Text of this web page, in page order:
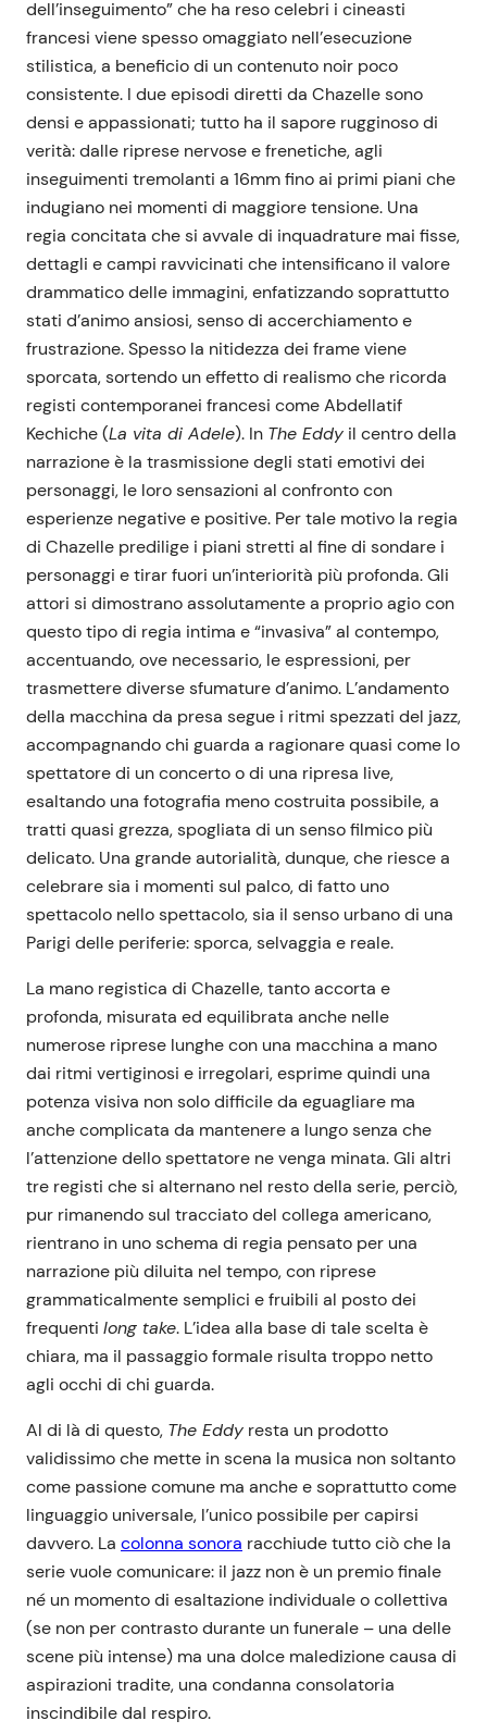
dell’inseguimento” che ha reso celebri i cineasti
francesi viene spesso omaggiato nell’esecuzione
stilistica, a beneficio di un contenuto noir poco
consistente. I due episodi diretti da Chazelle sono
densi e appassionati; tutto ha il sapore rugginoso di
verità: dalle riprese nervose e frenetiche, agli
inseguimenti tremolanti a 16mm fino ai primi piani che
indugiano nei momenti di maggiore tensione. Una
regia concitata che si avvale di inquadrature mai fisse,
dettagli e campi ravvicinati che intensificano il valore
drammatico delle immagini, enfatizzando soprattutto
stati d’animo ansiosi, senso di accerchiamento e
frustrazione. Spesso la nitidezza dei frame viene
sporcata, sortendo un effetto di realismo che ricorda
registi contemporanei francesi come Abdellatif
Kechiche (La vita di Adele). In The Eddy il centro della
narrazione è la trasmissione degli stati emotivi dei
personaggi, le loro sensazioni al confronto con
esperienze negative e positive. Per tale motivo la regia
di Chazelle predilige i piani stretti al fine di sondare i
personaggi e tirar fuori un’interiorità più profonda. Gli
attori si dimostrano assolutamente a proprio agio con
questo tipo di regia intima e “invasiva” al contempo,
accentuando, ove necessario, le espressioni, per
trasmettere diverse sfumature d’animo. L’andamento
della macchina da presa segue i ritmi spezzati del jazz,
accompagnando chi guarda a ragionare quasi come lo
spettatore di un concerto o di una ripresa live,
esaltando una fotografia meno costruita possibile, a
tratti quasi grezza, spogliata di un senso filmico più
delicato. Una grande autorialità, dunque, che riesce a
celebrare sia i momenti sul palco, di fatto uno
spettacolo nello spettacolo, sia il senso urbano di una
Parigi delle periferie: sporca, selvaggia e reale.
La mano registica di Chazelle, tanto accorta e
profonda, misurata ed equilibrata anche nelle
numerose riprese lunghe con una macchina a mano
dai ritmi vertiginosi e irregolari, esprime quindi una
potenza visiva non solo difficile da eguagliare ma
anche complicata da mantenere a lungo senza che
l’attenzione dello spettatore ne venga minata. Gli altri
tre registi che si alternano nel resto della serie, perciò,
pur rimanendo sul tracciato del collega americano,
rientrano in uno schema di regia pensato per una
narrazione più diluita nel tempo, con riprese
grammaticalmente semplici e fruibili al posto dei
frequenti long take. L’idea alla base di tale scelta è
chiara, ma il passaggio formale risulta troppo netto
agli occhi di chi guarda.
Al di là di questo, The Eddy resta un prodotto
validissimo che mette in scena la musica non soltanto
come passione comune ma anche e soprattutto come
linguaggio universale, l’unico possibile per capirsi
davvero. La colonna sonora racchiude tutto ciò che la
serie vuole comunicare: il jazz non è un premio finale
né un momento di esaltazione individuale o collettiva
(se non per contrasto durante un funerale – una delle
scene più intense) ma una dolce maledizione causa di
aspirazioni tradite, una condanna consolatoria
inscindibile dal respiro.